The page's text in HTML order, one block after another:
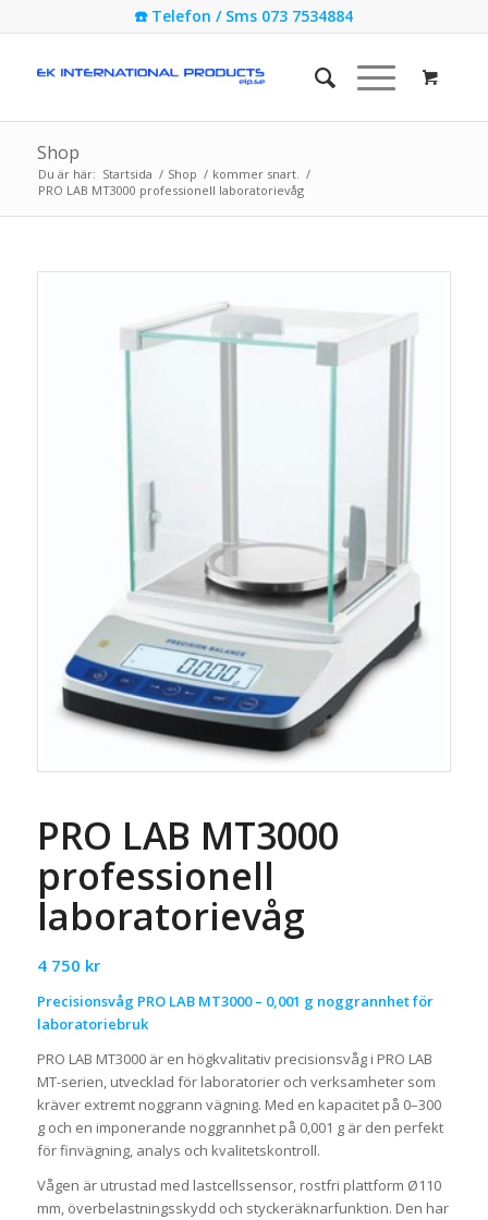
☎️ Telefon / Sms 073 7534884
Shop
Du är här: Startsida / Shop / kommer snart. /
PRO LAB MT3000 professionell laboratorievåg
PRO LAB MT3000
professionell
laboratorievåg
4 750 kr
Precisionsvåg PRO LAB MT3000 – 0,001 g noggrannhet för
laboratoriebruk
PRO LAB MT3000 är en högkvalitativ precisionsvåg i PRO LAB
MT-serien, utvecklad för laboratorier och verksamheter som
kräver extremt noggrann vägning. Med en kapacitet på 0–300
g och en imponerande noggrannhet på 0,001 g är den perfekt
för finvägning, analys och kvalitetskontroll.
Vågen är utrustad med lastcellssensor, rostfri plattform Ø110
mm, överbelastningsskydd och styckeräknarfunktion. Den har